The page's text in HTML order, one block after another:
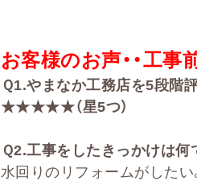
お客様のお声・・工事
Ｑ1.やまなか工務店を5段階
★★★★★（星5つ）
Ｑ2.工事をしたきっかけは何
水回りのリフォームがしたい